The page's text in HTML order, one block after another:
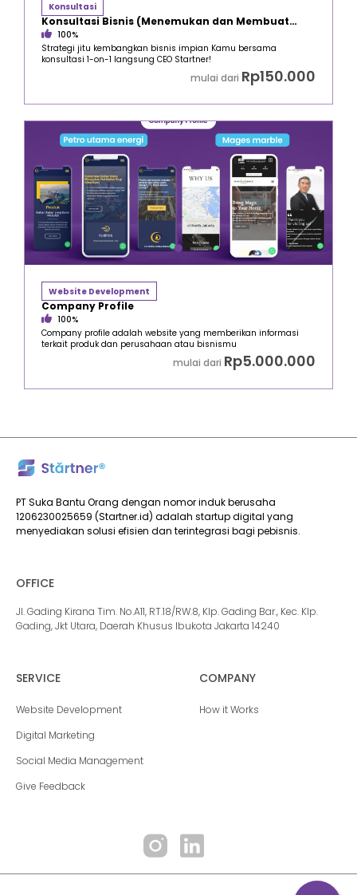
Konsultasi
Konsultasi Bisnis (Menemukan dan Membuat
Business Model yang tepat)
100%
Strategi jitu kembangkan bisnis impian Kamu bersama
konsultasi 1-on-1 langsung CEO Startner!
mulai dari Rp150.000
Website Development
Company Profile
100%
Company profile adalah website yang memberikan informasi
terkait produk dan perusahaan atau bisnismu
mulai dari Rp5.000.000
PT Suka Bantu Orang dengan nomor induk berusaha
1206230025659 (Startner.id) adalah startup digital yang
menyediakan solusi efisien dan terintegrasi bagi pebisnis.
OFFICE
Jl. Gading Kirana Tim. No.A11, RT.18/RW.8, Klp. Gading Bar., Kec. Klp.
Gading, Jkt Utara, Daerah Khusus Ibukota Jakarta 14240
SERVICE
Website Development
Digital Marketing
Social Media Management
Give Feedback
COMPANY
How it Works